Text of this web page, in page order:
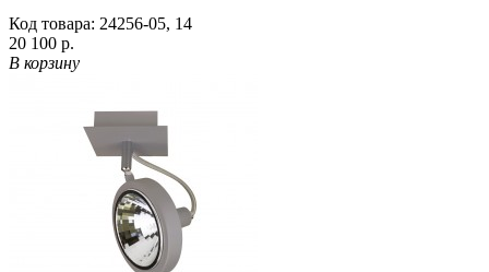
Код товара: 24256-05, 14
20 100 р.
В корзину